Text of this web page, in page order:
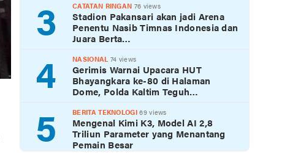
3 CATATAN RINGAN 76 views
Stadion Pakansari akan jadi Arena
Penentu Nasib Timnas Indonesia dan
Juara Berta…
4 NASIONAL74 views
Gerimis Warnai Upacara HUT
Bhayangkara ke-80 di Halaman
Dome, Polda Kaltim Teguh…
5 BERITA TEKNOLOGI 69 views
Mengenal Kimi K3, Model AI 2,8
Triliun Parameter yang Menantang
Pemain Besar